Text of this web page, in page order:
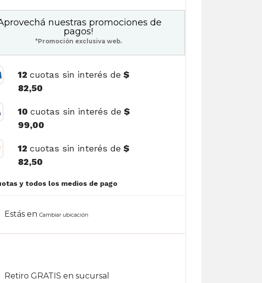
Estás enCambiar ubicación
Retiro GRATIS en sucursal
nuestras promociones de
pagos!
*Promoción exclusiva web.
12cuotas sin interés de $
82,50
10cuotas sin interés de $
99,00
12cuotas sin interés de $
82,50
Ver cuotas y todos los medios de pago